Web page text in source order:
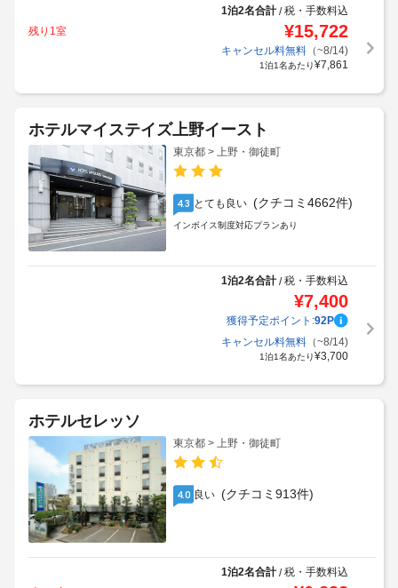
1泊2名合計/税・手数料込
残り1室
¥15,722
キャンセル料無料（~8/14)
1泊1名あたり¥7,861
ホテルマイステイズ上野イースト
東京都 > 上野・御徒町
4.3 とても良い (クチコミ4662件)
インボイス制度対応プランあり
1泊2名合計/税・手数料込
¥7,400
獲得予定ポイント:92P
キャンセル料無料（~8/14)
1泊1名あたり¥3,700
ホテルセレッソ
東京都 > 上野・御徒町
4.0 良い (クチコミ913件)
1泊2名合計/税・手数料込